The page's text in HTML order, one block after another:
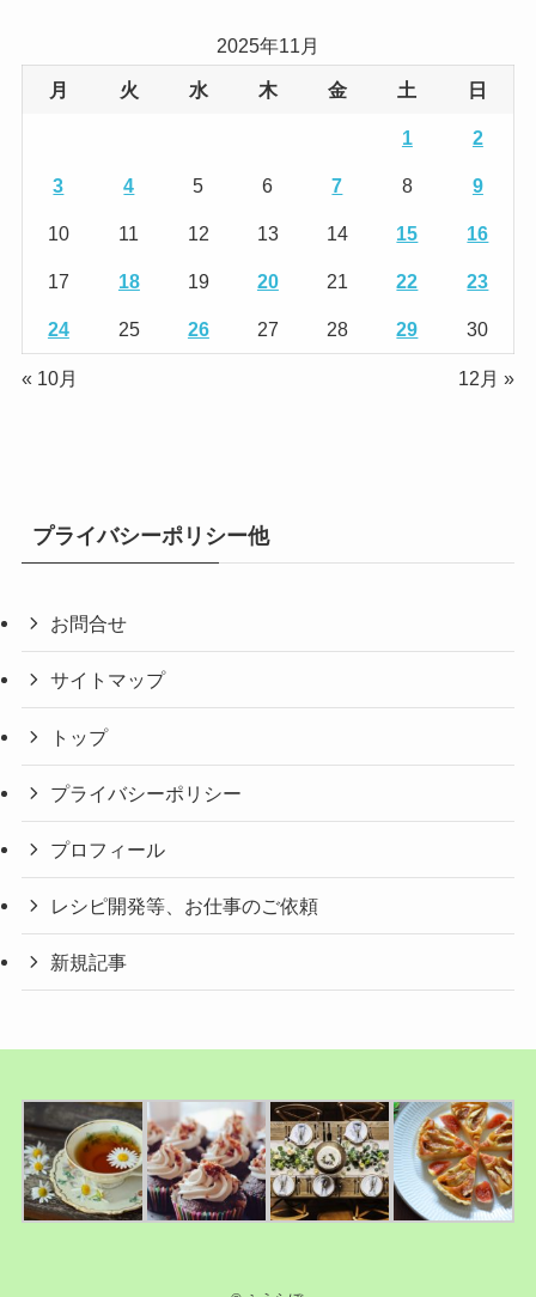
2025年11月
月 火 水 木 金 土 日
1 2
3 4 5 6 7 8 9
10 11 12 13 14 15 16
17 18 19 20 21 22 23
24 25 26 27 28 29 30
« 10月 12月 »
プライバシーポリシー他
お問合せ
サイトマップ
トップ
プライバシーポリシー
プロフィール
レシピ開発等、お仕事のご依頼
新規記事